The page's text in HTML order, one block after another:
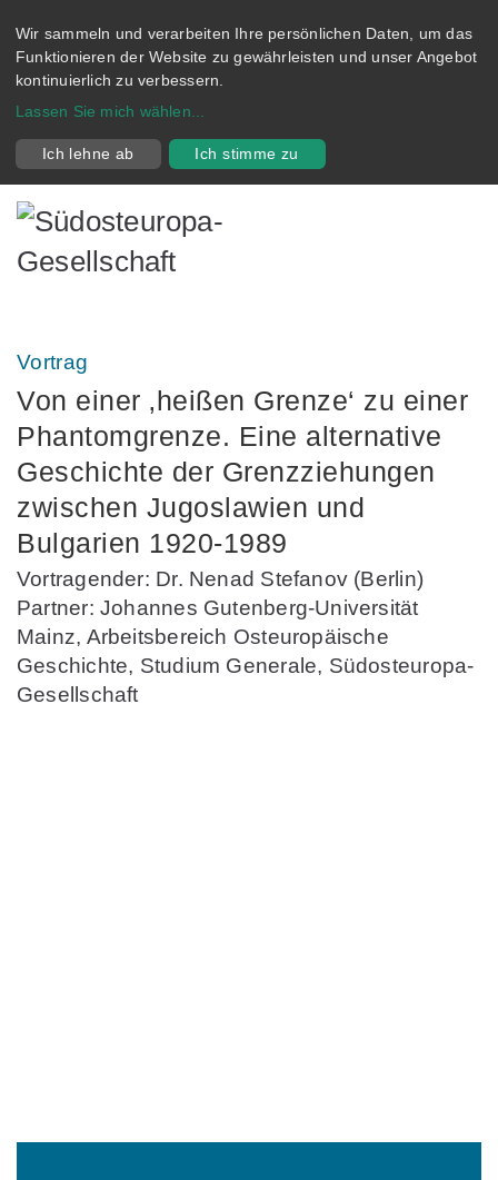
Wir sammeln und verarbeiten Ihre persönlichen Daten, um das
Funktionieren der Website zu gewährleisten und unser Angebot
kontinuierlich zu verbessern.
Lassen Sie mich wählen
Ich lehne ab Ich stimme zu
Vortrag
Von einer ‚heißen Grenze‘ zu einer
Phantomgrenze. Eine alternative
Geschichte der Grenzziehungen
zwischen Jugoslawien und
Bulgarien 1920-1989
Vortragender: Dr. Nenad Stefanov (Berlin)
Partner: Johannes Gutenberg-Universität
Mainz, Arbeitsbereich Osteuropäische
Geschichte, Studium Generale, Südosteuropa-
Gesellschaft